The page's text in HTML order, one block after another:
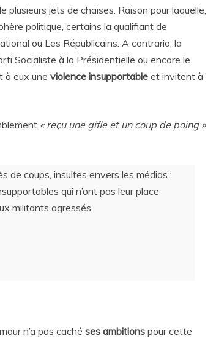
jets de chaises. Raison pour laquelle,
politique, certains la qualifiant de
ou Les Républicains. A contrario, la
Socialiste à la Présidentielle ou encore le
à eux une violence insupportable et invitent à
« reçu une gifle et un coup de poing »
de coups, insultes envers les médias :
qui n’ont pas leur place
militants agressés.
n’a pas caché ses ambitions pour cette